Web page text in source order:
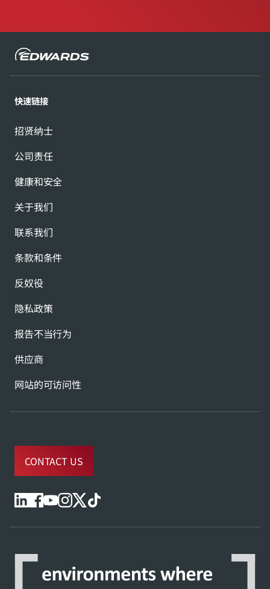
快速链接
招贤纳士
公司责任
健康和安全
关于我们
联系我们
条款和条件
反奴役
隐私政策
报告不当行为
供应商
网站的可访问性
CONTACT US